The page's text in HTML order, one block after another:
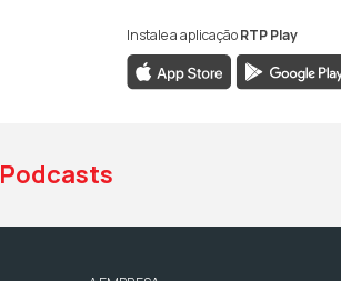
da RTP Antena 1
da RTP Antena 1
YouTube da RTP Antena
Instale a aplicaçãoRTP Play
Podcasts